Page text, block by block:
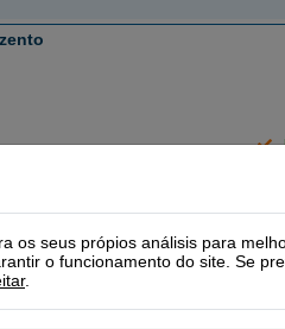
os seus própios análisis para
o funcionamento do site. Se
.